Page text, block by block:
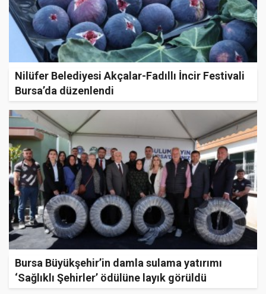
Nilüfer Belediyesi Akçalar-Fadıllı İncir Festivali
Bursa’da düzenlendi
Bursa Büyükşehir’in damla sulama yatırımı
‘Sağlıklı Şehirler’ ödülüne layık görüldü